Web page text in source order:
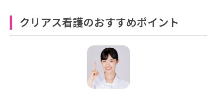
クリアス看護のおすすめポイント